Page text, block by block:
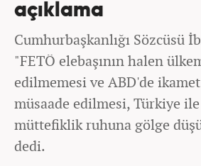
açıklama
Cumhurbaşkanlığı Sözcüsü
"FETÖ elebaşının halen
edilmemesi ve ABD'de
müsaade edilmesi, Türkiye
müttefiklik ruhuna gölge
dedi.